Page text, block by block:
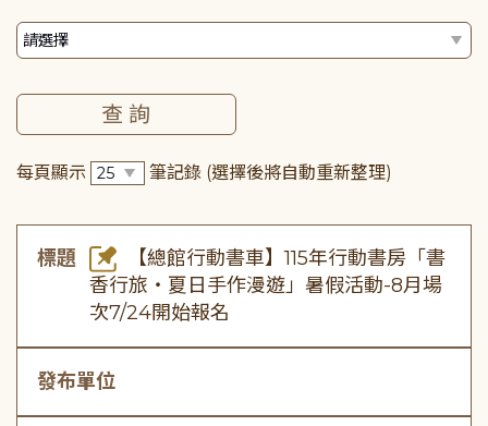
每頁顯示 筆記錄 (選擇後將自動重新整理)
標題
【總館行動書車】115年行動書房「書
香行旅・夏日手作漫遊」暑假活動-8月場
次7/24開始報名
發布單位